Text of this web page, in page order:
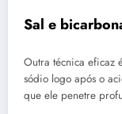
Sal e
Outra técnica eficaz
sódio logo após o
que ele penetre